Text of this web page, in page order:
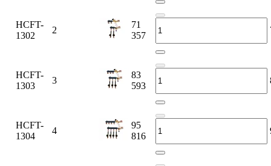
HCFT-
1302
2
71
357
HCFT-
1303
3
83
593
HCFT-
1304
4
95
816